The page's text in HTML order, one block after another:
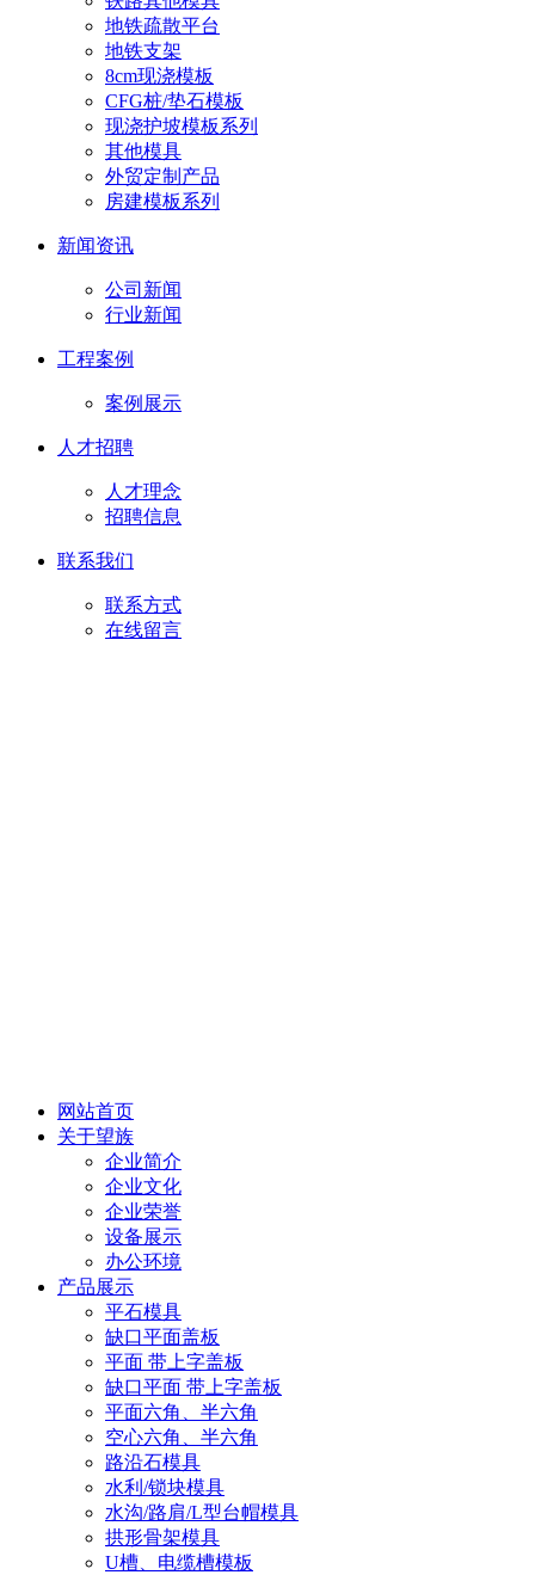
地铁疏散平台
地铁支架
8cm现浇模板
CFG桩/垫石模板
现浇护坡模板系列
其他模具
外贸定制产品
房建模板系列
新闻资讯
公司新闻
行业新闻
工程案例
案例展示
人才招聘
人才理念
招聘信息
联系我们
联系方式
在线留言
网站首页
关于望族
企业简介
企业文化
企业荣誉
设备展示
办公环境
产品展示
平石模具
缺口平面盖板
平面 带上字盖板
缺口平面 带上字盖板
平面六角、半六角
空心六角、半六角
路沿石模具
水利/锁块模具
水沟/路肩/L型台帽模具
拱形骨架模具
U槽、电缆槽模板